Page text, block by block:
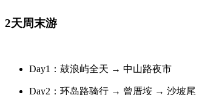
2天周末游
Day1：鼓浪屿全天 → 中山路夜市
Day2：环岛路骑行 → 曾厝垵 → 沙坡尾